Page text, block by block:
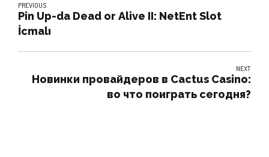
PREVIOUS
Pin Up-da Dead or Alive II: NetEnt Slot
İcmalı
NEXT
Новинки провайдеров в Cactus Casino:
во что поиграть сегодня?